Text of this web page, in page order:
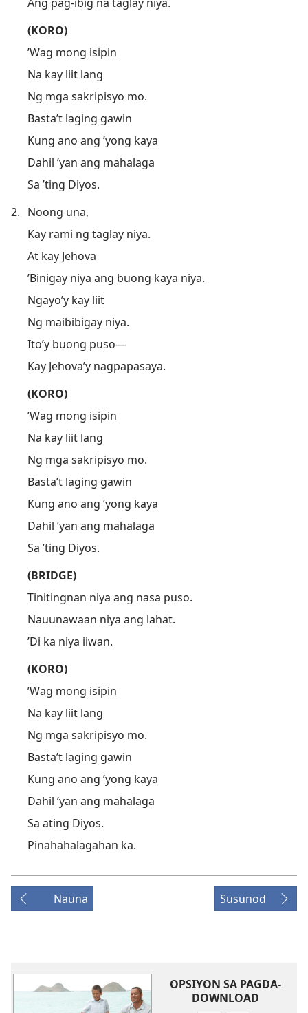
(KORO)
’Wag mong isipin
Na kay liit lang
Ng mga sakripisyo mo.
Basta’t laging gawin
Kung ano ang ’yong kaya
Dahil ’yan ang mahalaga
Sa ’ting Diyos.
2. Noong una,
Kay rami ng taglay niya.
At kay Jehova
’Binigay niya ang buong kaya niya.
Ngayo’y kay liit
Ng maibibigay niya.
Ito’y buong puso—
Kay Jehova’y nagpapasaya.
(KORO)
’Wag mong isipin
Na kay liit lang
Ng mga sakripisyo mo.
Basta’t laging gawin
Kung ano ang ’yong kaya
Dahil ’yan ang mahalaga
Sa ’ting Diyos.
(BRIDGE)
Tinitingnan niya ang nasa puso.
Nauunawaan niya ang lahat.
’Di ka niya iiwan.
(KORO)
’Wag mong isipin
Na kay liit lang
Ng mga sakripisyo mo.
Basta’t laging gawin
Kung ano ang ’yong kaya
Dahil ’yan ang mahalaga
Sa ating Diyos.
Pinahahalagahan ka.
Nauna Susunod
OPSIYON SA PAGDA-
DOWNLOAD